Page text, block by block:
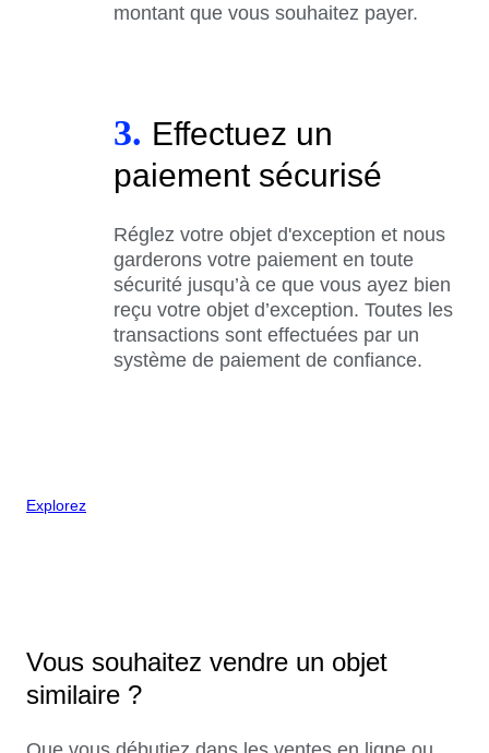
montant que vous souhaitez payer.
3. Effectuez un
paiement sécurisé
Réglez votre objet d'exception et nous
garderons votre paiement en toute
sécurité jusqu’à ce que vous ayez bien
reçu votre objet d’exception. Toutes les
transactions sont effectuées par un
système de paiement de confiance.
Explorez
Vous souhaitez vendre un objet
similaire ?